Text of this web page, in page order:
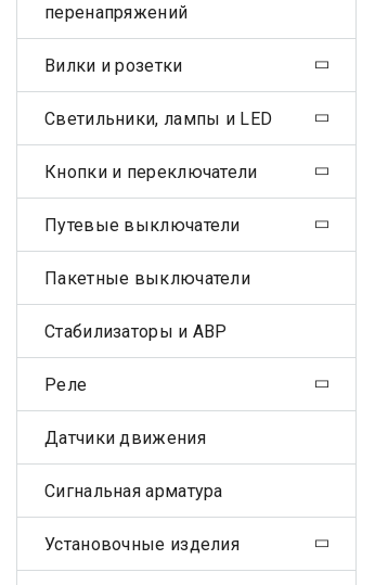
перенапряжений
Вилки и розетки
Светильники, лампы и LED
Кнопки и переключатели
Путевые выключатели
Пакетные выключатели
Стабилизаторы и АВР
Реле
Датчики движения
Сигнальная арматура
Установочные изделия